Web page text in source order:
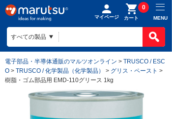
マイページ カート
0
MENU
電子部品・半導体通販のマルツオンライン > TRUSCO / ESC
O > TRUSCO / 化学製品（化学製品） > グリス・ペースト >
樹脂・ゴム部品用 EMD-110グリース 1kg